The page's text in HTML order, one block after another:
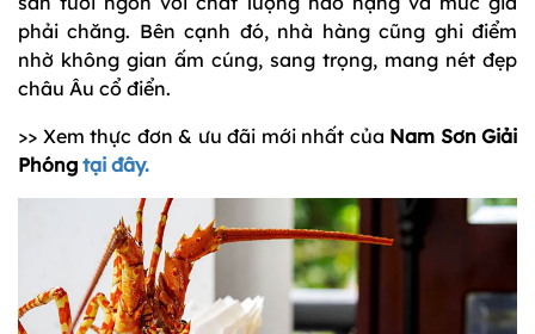
phải chăng. Bên cạnh đó, nhà hàng cũng ghi điểm
nhờ không gian ấm cúng, sang trọng, mang nét đẹp
châu Âu cổ điển.
>> Xem thực đơn & ưu đãi mới nhất của Nam Sơn Giải
Phóng tại đây.